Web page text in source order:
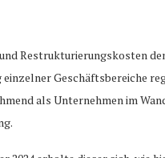
Restrukturierungskosten
Geschäftsbereiche
als Unternehmen im